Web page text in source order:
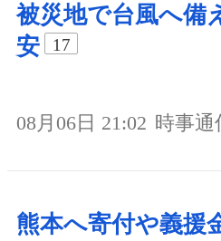
被災地で台風へ備
安
17
08月06日 21:02 時事通
熊本へ寄付や義援